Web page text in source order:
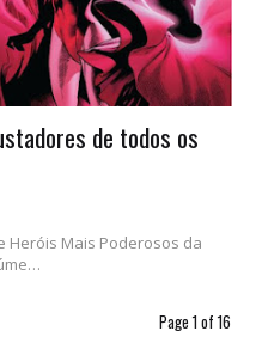
de todos os
Heróis Mais Poderosos da
Page 1 of 16